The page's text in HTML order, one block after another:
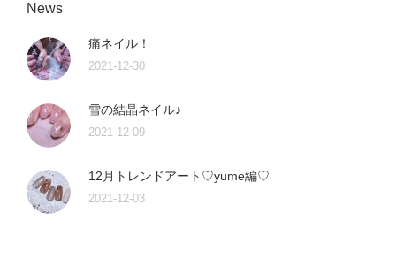
News
痛ネイル！
2021-12-30
雪の結晶ネイル♪
2021-12-09
12月トレンドアート♡yume編♡
2021-12-03